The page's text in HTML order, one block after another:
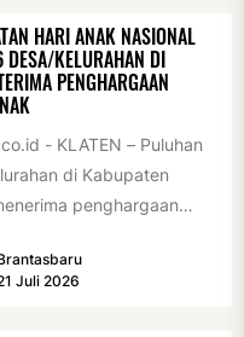
HARI ANAK NASIONAL
KELURAHAN DI
PENGHARGAAN
- KLATEN – Puluhan
di Kabupaten
penghargaan
tersebut
sebagai...
Juli 2026